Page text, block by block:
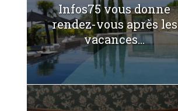
Infos75 vous donne
rendez-vous après les
vacances...